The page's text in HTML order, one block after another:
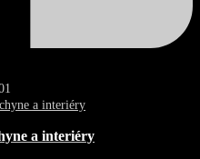
a interiéry